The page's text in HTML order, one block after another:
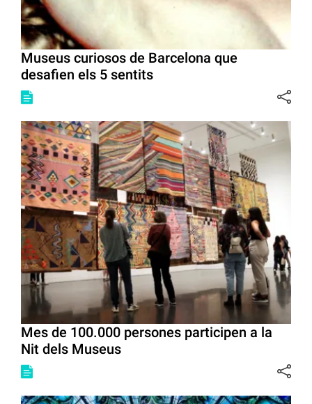
Museus curiosos de Barcelona que
desafien els 5 sentits
Mes de 100.000 persones participen a la
Nit dels Museus